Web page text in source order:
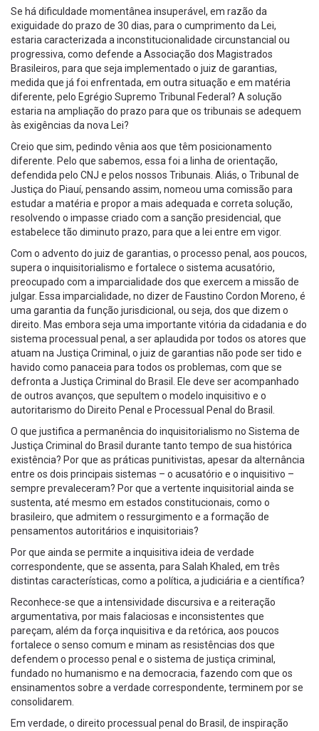
Se há dificuldade momentânea insuperável, em razão da
exiguidade do prazo de 30 dias, para o cumprimento da Lei,
estaria caracterizada a inconstitucionalidade circunstancial ou
progressiva, como defende a Associação dos Magistrados
Brasileiros, para que seja implementado o juiz de garantias,
medida que já foi enfrentada, em outra situação e em matéria
diferente, pelo Egrégio Supremo Tribunal Federal? A solução
estaria na ampliação do prazo para que os tribunais se adequem
às exigências da nova Lei?
Creio que sim, pedindo vênia aos que têm posicionamento
diferente. Pelo que sabemos, essa foi a linha de orientação,
defendida pelo CNJ e pelos nossos Tribunais. Aliás, o Tribunal de
Justiça do Piauí, pensando assim, nomeou uma comissão para
estudar a matéria e propor a mais adequada e correta solução,
resolvendo o impasse criado com a sanção presidencial, que
estabelece tão diminuto prazo, para que a lei entre em vigor.
Com o advento do juiz de garantias, o processo penal, aos poucos,
supera o inquisitorialismo e fortalece o sistema acusatório,
preocupado com a imparcialidade dos que exercem a missão de
julgar. Essa imparcialidade, no dizer de Faustino Cordon Moreno, é
uma garantia da função jurisdicional, ou seja, dos que dizem o
direito. Mas embora seja uma importante vitória da cidadania e do
sistema processual penal, a ser aplaudida por todos os atores que
atuam na Justiça Criminal, o juiz de garantias não pode ser tido e
havido como panaceia para todos os problemas, com que se
defronta a Justiça Criminal do Brasil. Ele deve ser acompanhado
de outros avanços, que sepultem o modelo inquisitivo e o
autoritarismo do Direito Penal e Processual Penal do Brasil.
O que justifica a permanência do inquisitorialismo no Sistema de
Justiça Criminal do Brasil durante tanto tempo de sua histórica
existência? Por que as práticas punitivistas, apesar da alternância
entre os dois principais sistemas – o acusatório e o inquisitivo –
sempre prevaleceram? Por que a vertente inquisitorial ainda se
sustenta, até mesmo em estados constitucionais, como o
brasileiro, que admitem o ressurgimento e a formação de
pensamentos autoritários e inquisitoriais?
Por que ainda se permite a inquisitiva ideia de verdade
correspondente, que se assenta, para Salah Khaled, em três
distintas características, como a política, a judiciária e a científica?
Reconhece-se que a intensividade discursiva e a reiteração
argumentativa, por mais falaciosas e inconsistentes que
pareçam, além da força inquisitiva e da retórica, aos poucos
fortalece o senso comum e minam as resistências dos que
defendem o processo penal e o sistema de justiça criminal,
fundado no humanismo e na democracia, fazendo com que os
ensinamentos sobre a verdade correspondente, terminem por se
consolidarem.
Em verdade, o direito processual penal do Brasil, de inspiração